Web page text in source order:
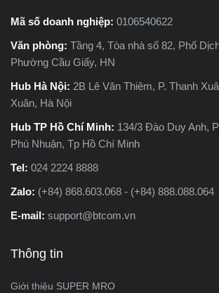
Mã số doanh nghiệp: 0106540622
Văn phòng: Tầng 4, Tòa nhà số 82, Phố
Phường Cầu Giấy, HN
Hub Hà Nội: 2B Lê Văn Thiêm, P. Thanh
Xuân, Hà Nội
Hub TP Hồ Chí Minh: 134/3 Đào Duy Anh,
Phú Nhuận, Tp Hồ Chí Minh
Tel: 024 2224 8888
Zalo: (+84) 868.603.068 - (+84) 888.088.064
E-mail: support@btcom.vn
Thông tin
Giới thiệu SUPER MRO